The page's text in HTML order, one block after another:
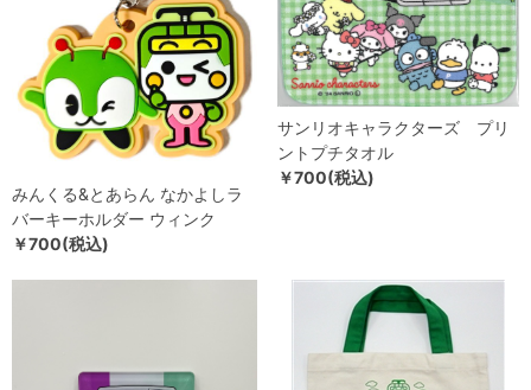
みんくる&とあらん なかよしラ
バーキーホルダー ウィンク
￥700(税込)
サンリオキャラクターズ プリ
ントプチタオル
￥700(税込)